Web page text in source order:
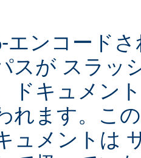
エンコード
スが スラッ
ドキュメン
れます。こ
ュメントは